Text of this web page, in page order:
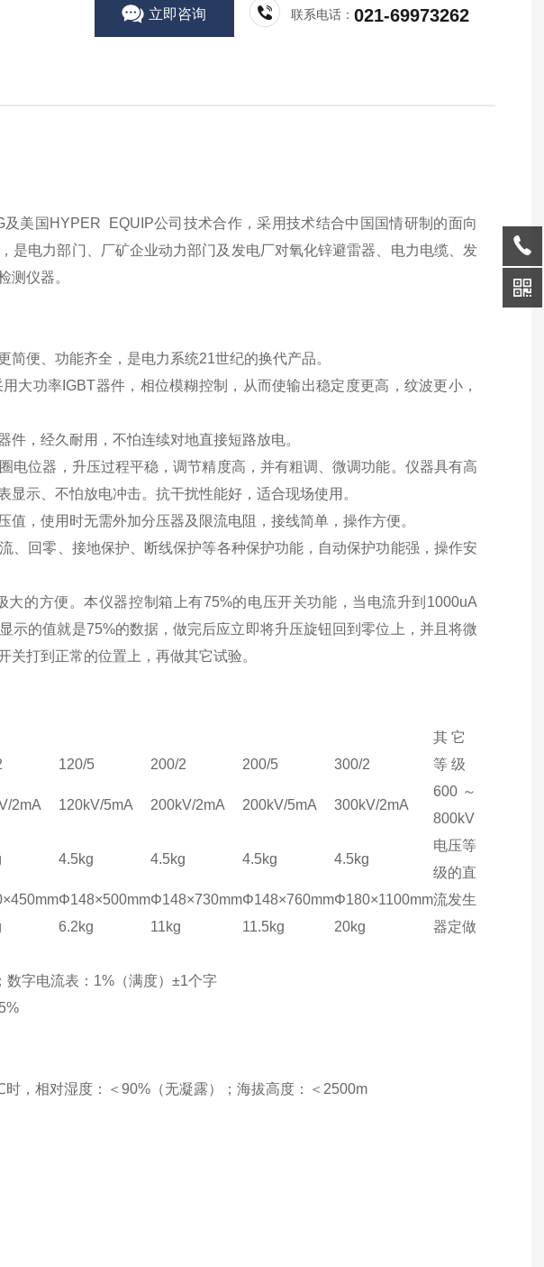
立即咨询 联系电话：021-69973262
美国HYPER EQUIP公司技术合作，采用技术结合中国国情研制的面向
是电力部门、厂矿企业动力部门及发电厂对氧化锌避雷器、电力电缆、发
测仪器。
便、功能齐全，是电力系统21世纪的换代产品。
大功率IGBT器件，相位模糊控制，从而使输出稳定度更高，纹波更小，
，经久耐用，不怕连续对地直接短路放电。
位器，升压过程平稳，调节精度高，并有粗调、微调功能。仪器具有高
示、不怕放电冲击。抗干扰性能好，适合现场使用。
，使用时无需外加分压器及限流电阻，接线简单，操作方便。
回零、接地保护、断线保护等各种保护功能，自动保护功能强，操作安
的方便。本仪器控制箱上有75%的电压开关功能，当电流升到1000uA
示的值就是75%的数据，做完后应立即将升压旋钮回到零位上，并且将微
打到正常的位置上，再做其它试验。
120/5 200/2 200/5 300/2
其 它
等 级
2mA 120kV/5mA 200kV/2mA 200kV/5mA 300kV/2mA
600～
800kV
电压等
级的直
流发生
器定做
4.5kg 4.5kg 4.5kg 4.5kg
Φ148×500mm
6.2kg
Φ148×730mm
11kg
Φ148×760mm
11.5kg
Φ180×1100mm
20kg
字电流表：1%（满度）±1个字
，相对湿度：＜90%（无凝露）；海拔高度：＜2500m